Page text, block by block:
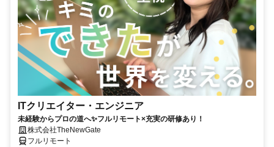
ITクリエイター・エンジニア
未経験からプロの道へ✨フルリモート×充実の研修あり！
株式会社TheNewGate
フルリモート